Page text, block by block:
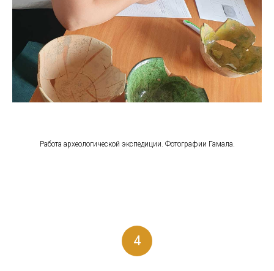
Работа археологической экспедиции. Фотографии Гамала.
4